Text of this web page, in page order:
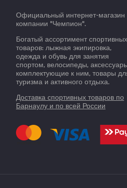
Официальный интернет-магазин
компании "Чемпион".
Богатый ассортимент спортивных
товаров: лыжная экипировка,
одежда и обувь для занятия
спортом, велосипеды,
комплектующие к ним, товары
туризма и активного отдыха.
Доставка спортивных товаров по
Барнаулу и по всей России